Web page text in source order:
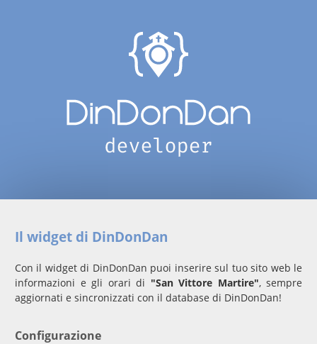
Il widget di DinDonDan
Con il widget di DinDonDan puoi inserire sul tuo sito web le
informazioni e gli orari di "San Vittore Martire", sempre
aggiornati e sincronizzati con il database di DinDonDan!
Configurazione